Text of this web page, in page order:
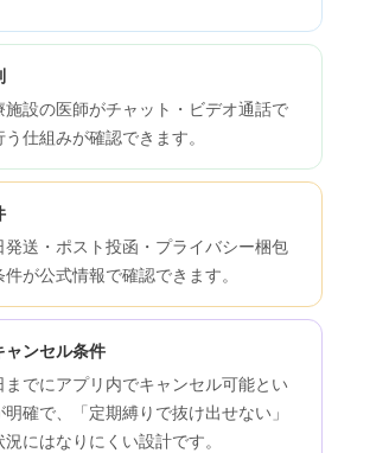
施設の医師がチャット・ビデオ通話で
仕組みが確認できます。
発送・ポスト投函・プライバシー梱包
件が公式情報で確認できます。
ャンセル条件
までにアプリ内でキャンセル可能とい
明確で、「定期縛りで抜け出せない」
況にはなりにくい設計です。